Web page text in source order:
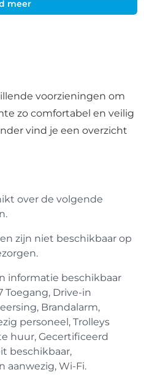
meer
voorzieningen om
zo comfortabel en veilig
vind je een overzicht
over de volgende
zijn niet beschikbaar op
informatie beschikbaar
Toegang, Drive-in
Brandalarm,
personeel, Trolleys
huur, Gecertificeerd
beschikbaar,
aanwezig, Wi-Fi.